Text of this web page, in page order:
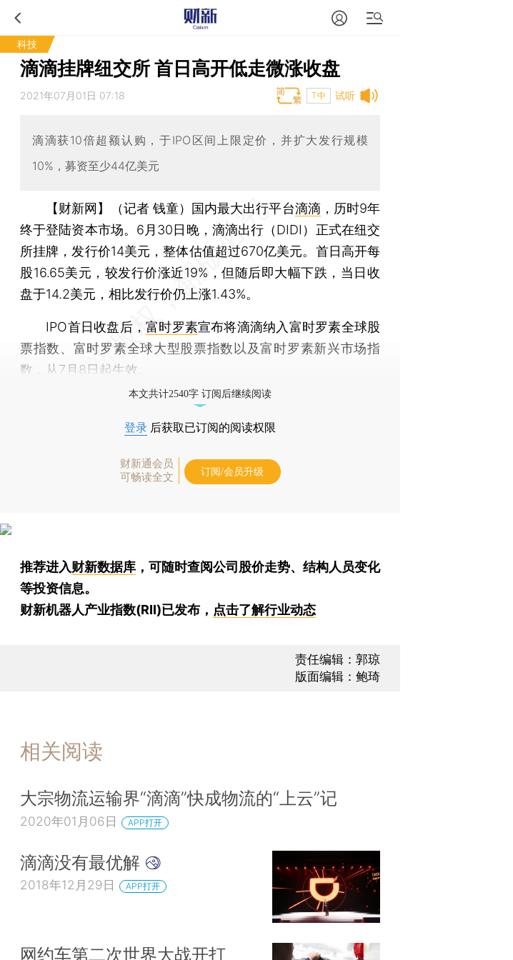
科技
滴滴挂牌纽交所 首日高开低走微涨收盘
试听
2021年07月01日 07:18 T中
滴滴获10倍超额认购，于IPO区间上限定价，并扩大发行规模
10%，募资至少44亿美元
【财新网】（记者 钱童） 国内最大出行平台滴滴，历时9年
终于登陆资本市场。6月30日晚，滴滴出行（DIDI）正式在纽交
所挂牌，发行价14美元，整体估值超过670亿美元。首日高开每
股16.65美元，较发行价涨近19%，但随后即大幅下跌，当日收
盘于14.2美元，相比发行价仍上涨1.43%。
IPO首日收盘后，富时罗素宣布将滴滴纳入富时罗素全球股
票指数、富时罗素全球大型股票指数以及富时罗素新兴市场指
数，从7月8日起生效。
本文共计2540字 订阅后继续阅读
登录 后获取已订阅的阅读权限
财新通会员
可畅读全文
订阅/会员升级
推荐进入财新数据库 ，可随时查阅公司股价走势、结构人员变化
等投资信息。
财新机器人产业指数(RII)已发布， 点击了解行业动态
责任编辑：郭琼
版面编辑：鲍琦
相关阅读
大宗物流运输界“滴滴”快成物流的“上云”记
2020年01月06日 APP打开
滴滴没有最优解
2018年12月29日 APP打开
网约车第二次世界大战开打